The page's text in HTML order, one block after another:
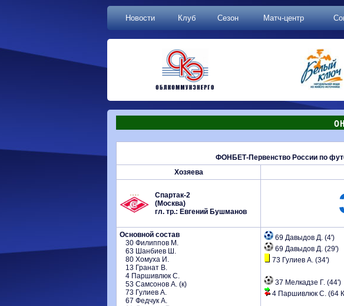
Новости Клуб Сезон Матч-центр
ФОНБЕТ-Первенство России по
Хозяева
Спартак-2
(Москва)
гл. тр.: Евгений Бушманов
Основной состав
30 Филиппов М.
63 Шанбиев Ш.
80 Хомуха И.
13 Гранат В.
4 Паршивлюк С.
53 Самсонов А. (к)
73 Гулиев А.
67 Федчук А.
69 Давыдов Д. (4')
69 Давыдов Д. (29')
73 Гулиев А. (34')
37 Мелкадзе Г. (44')
4 Паршивлюк С. (64